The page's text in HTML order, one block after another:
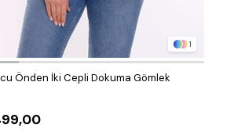
1
Önden İki Cepli Dokuma Gömlek